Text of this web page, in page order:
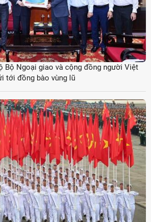
Bộ Ngoại giao và cộng đồng người Việt
tới đồng bào vùng lũ